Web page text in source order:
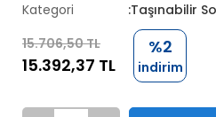
Kategori
:Taşınabilir
15.706,50 TL
15.392,37 TL
%2
indirim